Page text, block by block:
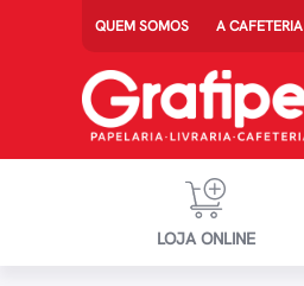
QUEM SOMOS A CAFETERIA
LOJA ONLINE